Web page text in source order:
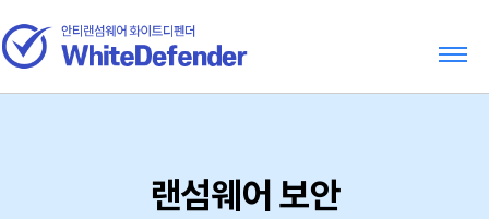
랜섬웨어 보안